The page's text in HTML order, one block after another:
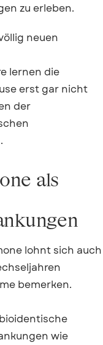
zu erleben.
neuen
lernen die
erst gar nicht
der
als
lohnt sich auch
bemerken.
wie